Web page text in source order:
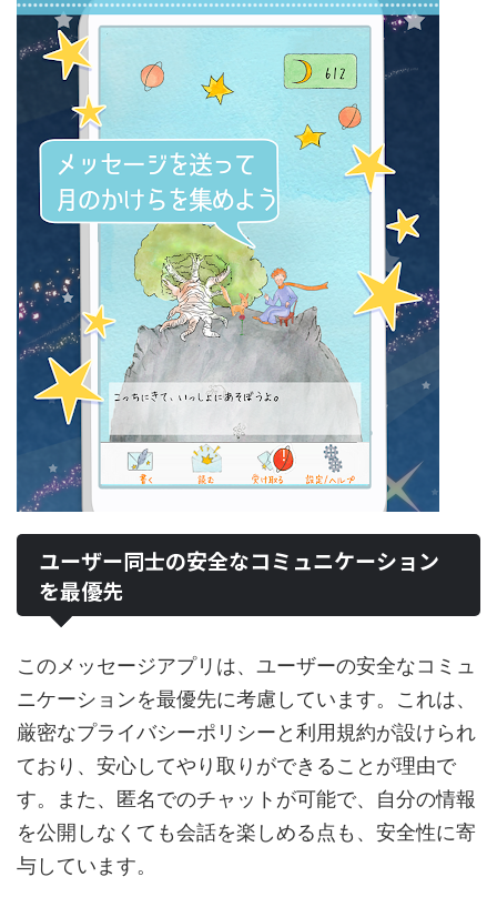
ユーザー同士の安全なコミュニケーション
を最優先
このメッセージアプリは、ユーザーの安全なコミュ
ニケーションを最優先に考慮しています。これは、
厳密なプライバシーポリシーと利用規約が設けられ
ており、安心してやり取りができることが理由で
す。また、匿名でのチャットが可能で、自分の情報
を公開しなくても会話を楽しめる点も、安全性に寄
与しています。